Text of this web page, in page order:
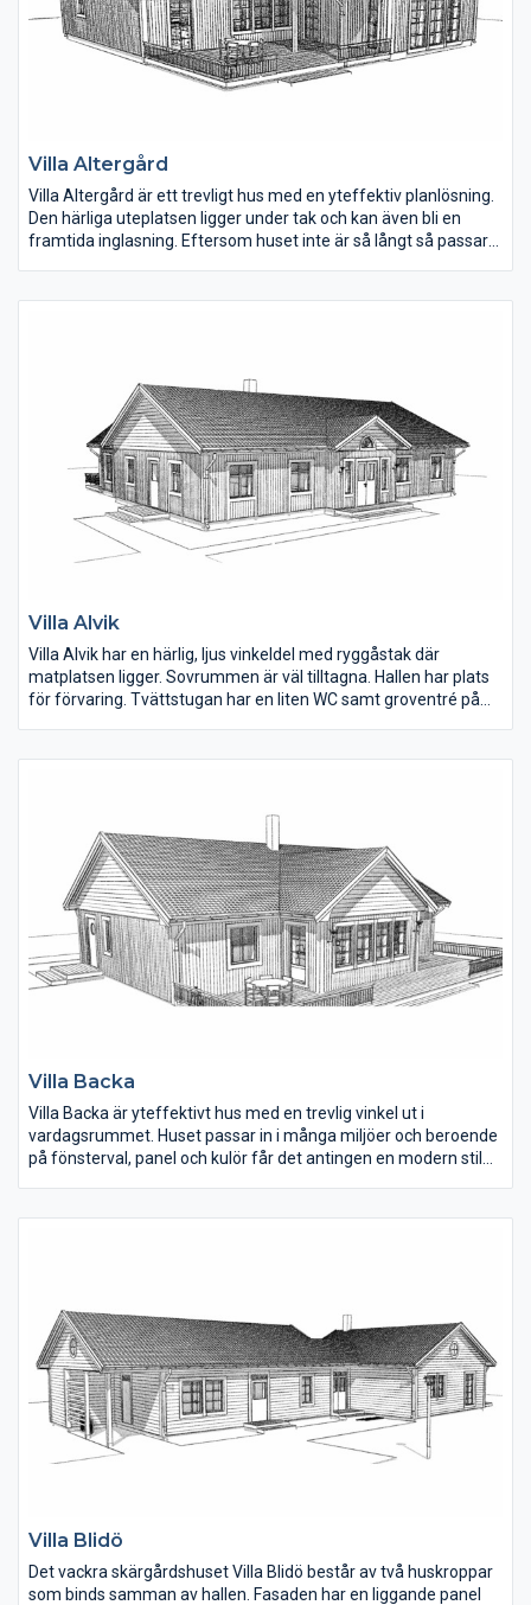
Villa Altergård
Villa Altergård är ett trevligt hus med en yteffektiv planlösning.
Den härliga uteplatsen ligger under tak och kan även bli en
framtida inglasning. Eftersom huset inte är så långt så passar
väldisponerat med bra arbetsytor och en trevlig köksö.
Terrassdörren från köket gör det enkelt då man ska bära ut
mat till uteplatsen.
Villa Alvik
Villa Alvik har en härlig, ljus vinkeldel med ryggåstak där
matplatsen ligger. Sovrummen är väl tilltagna. Hallen har plats
för förvaring. Tvättstugan har en liten WC samt groventré på
Villa Backa
Villa Backa är yteffektivt hus med en trevlig vinkel ut i
vardagsrummet. Huset passar in i många miljöer och beroende
på fönsterval, panel och kulör får det antingen en modern stil
Villa Blidö
Det vackra skärgårdshuset Villa Blidö består av två huskroppar
som binds samman av hallen. Fasaden har en liggande panel